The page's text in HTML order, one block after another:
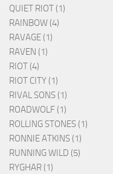
QUIET RIOT (1)
RAINBOW (4)
RAVAGE (1)
RAVEN (1)
RIOT (4)
RIOT CITY (1)
RIVAL SONS (1)
ROADWOLF (1)
ROLLING STONES (1)
RONNIE ATKINS (1)
RUNNING WILD (5)
RYGHAR (1)